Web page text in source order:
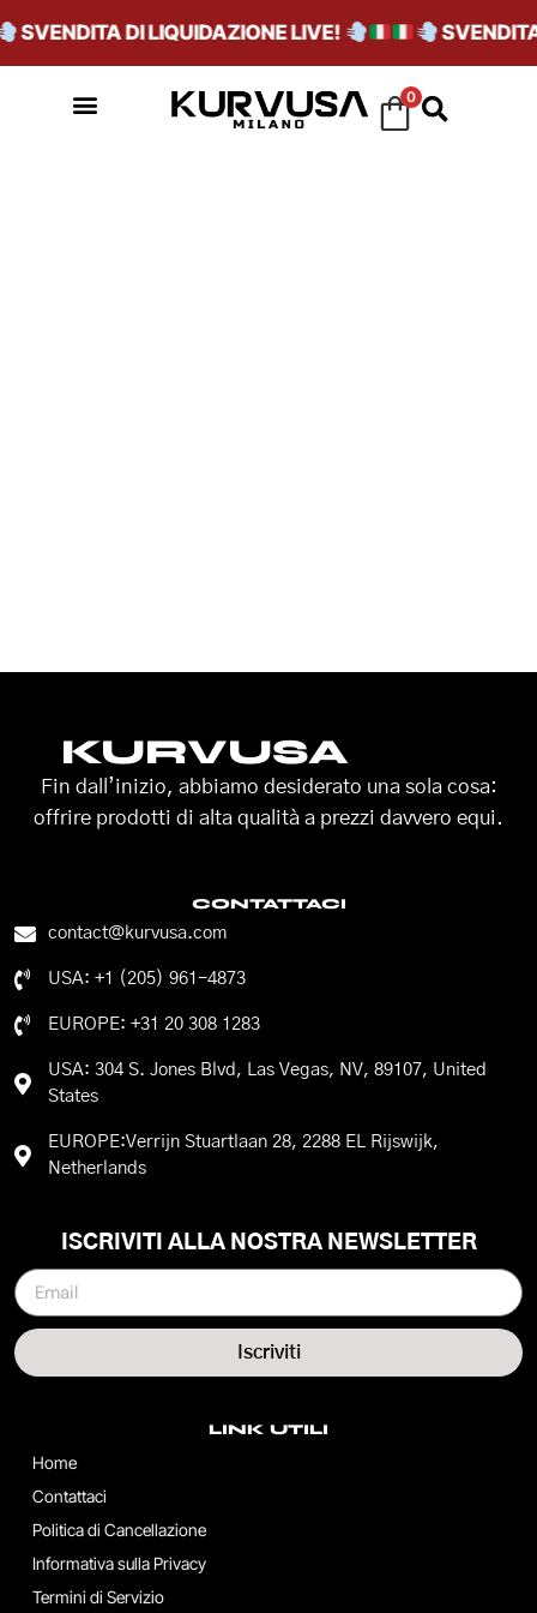
SVENDITA DI LIQUIDAZIONE LIVE! SVENDITA
0
KURVUSA
Fin dall’inizio, abbiamo desiderato una sola cosa:
offrire prodotti di alta qualità a prezzi davvero equi.
CONTATTACI
contact@kurvusa.com
USA: +1 (205) 961-4873
EUROPE: +31 20 308 1283
USA: 304 S. Jones Blvd, Las Vegas, NV, 89107, United
States
EUROPE:Verrijn Stuartlaan 28, 2288 EL Rijswijk,
Netherlands
LINK UTILI
Home
Contattaci
Politica di Cancellazione
Informativa sulla Privacy
Termini di Servizio
ISCRIVITI ALLA NOSTRA NEWSLETTER
Iscriviti